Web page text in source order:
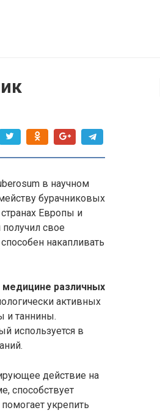
в научном
бурачниковых
Европы и
свое
накапливать
различных
активных
и таннины.
используется в
действие на
способствует
укрепить